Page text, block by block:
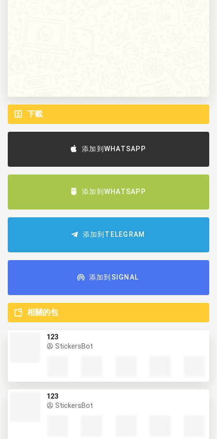
下載
添加到WHATSAPP
添加到WHATSAPP
添加到TELEGRAM
添加到SIGNAL
相關的包
123
StickersBot
123
StickersBot